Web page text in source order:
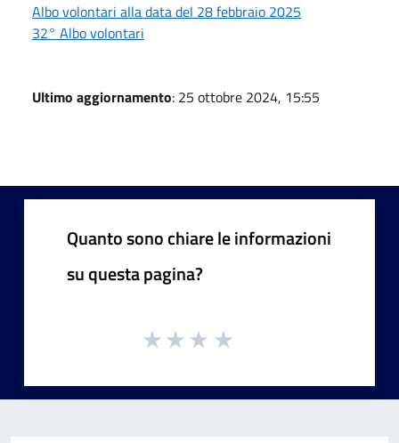
Albo volontari alla data del 28 febbraio 2025
32° Albo volontari
Ultimo aggiornamento: 25 ottobre 2024, 15:55
Quanto sono chiare le informazioni
su questa pagina?